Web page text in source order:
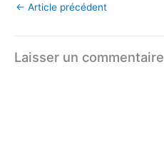
← Article précédent
Laisser un commentaire